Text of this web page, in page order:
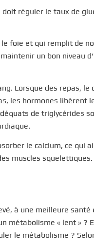
réguler le taux de
foie et qui remplit de
un bon niveau
Lorsque des repas,
les hormones libèrent
de triglycérides
le calcium, ce qui
muscles squelettiques.
à une meilleure
métabolisme « lent » ?
le métabolisme ?